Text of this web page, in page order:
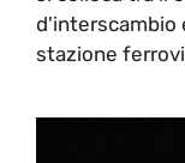
d'interscambio
stazione